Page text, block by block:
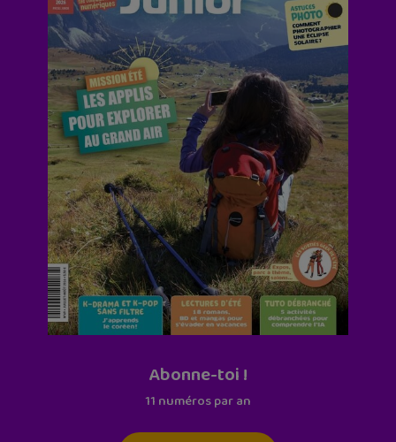
Abonne-toi !
11 numéros par an